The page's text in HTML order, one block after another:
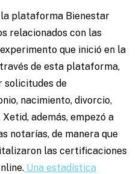
plataforma Bienestar
relacionados con las
que inició en la
de esta plataforma,
solicitudes de
nacimiento, divorcio,
además, empezó a
notarías, de manera que
las certificaciones
Una estadística